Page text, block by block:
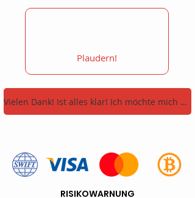
Plaudern!
Vielen Dank! Ist alles klar! Ich möchte mich JETZT registrieren!
RISIKOWARNUNG